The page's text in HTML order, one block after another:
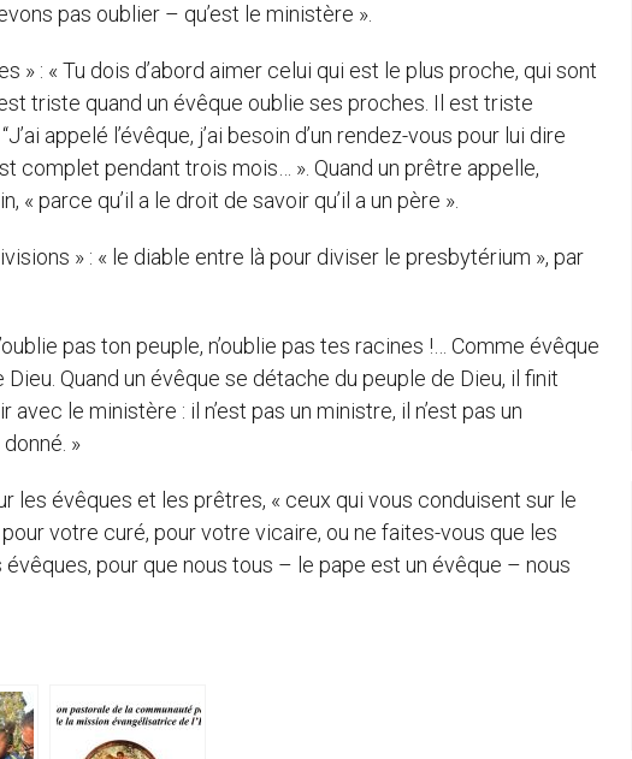
pas oublier – qu’est le ministère ».
» : « Tu dois d’abord aimer celui qui est le plus proche, qui sont
triste quand un évêque oublie ses proches. Il est triste
appelé l’évêque, j’ai besoin d’un rendez-vous pour lui dire
complet pendant trois mois… ». Quand un prêtre appelle,
« parce qu’il a le droit de savoir qu’il a un père ».
» : « le diable entre là pour diviser le presbytérium », par
pas ton peuple, n’oublie pas tes racines !… Comme évêque
Quand un évêque se détache du peuple de Dieu, il finit
le ministère : il n’est pas un ministre, il n’est pas un
»
les évêques et les prêtres, « ceux qui vous conduisent sur le
votre curé, pour votre vicaire, ou ne faites-vous que les
pour que nous tous – le pape est un évêque – nous